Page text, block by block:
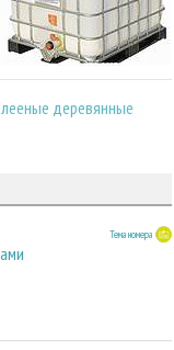
деревянные
Тема номера